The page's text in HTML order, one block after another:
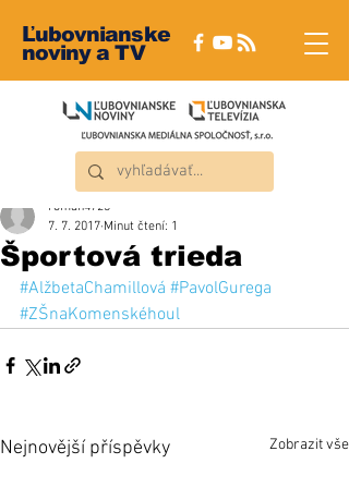
Ľubovnianske
noviny a TV
Športová trieda
roman4723
7. 7. 2017 Minut čtení: 1
#AlžbetaChamillová #PavolGurega
#ZŠnaKomenskéhoul
Nejnovější příspěvky Zobrazit vše